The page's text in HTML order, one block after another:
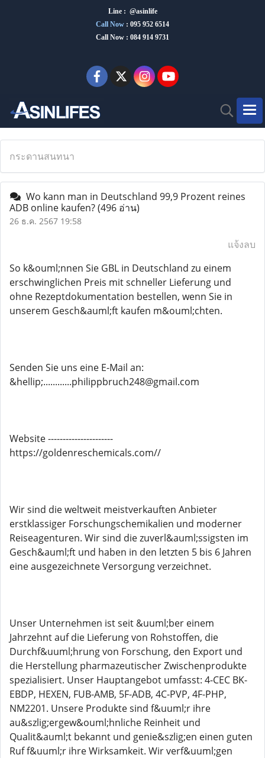
Line : @asinlife
Call Now : 095 952 6514
Call Now : 084 914 9731
กระดานสนทนา
Wo kann man in Deutschland 99,9 Prozent reines
ADB online kaufen?(496 อ่าน)
26 ธ.ค. 2567 19:58
แจ้งลบ
So k&ouml;nnen Sie GBL in Deutschland zu einem
erschwinglichen Preis mit schneller Lieferung und
ohne Rezeptdokumentation bestellen, wenn Sie in
unserem Gesch&auml;ft kaufen m&ouml;chten.
Senden Sie uns eine E-Mail an:
&hellip;............philippbruch248@gmail.com
Website ----------------------
https://goldenreschemicals.com//
Wir sind die weltweit meistverkauften Anbieter
erstklassiger Forschungschemikalien und moderner
Reiseagenturen. Wir sind die zuverl&auml;ssigsten im
Gesch&auml;ft und haben in den letzten 5 bis 6 Jahren
eine ausgezeichnete Versorgung verzeichnet.
Unser Unternehmen ist seit &uuml;ber einem
Jahrzehnt auf die Lieferung von Rohstoffen, die
Durchf&uuml;hrung von Forschung, den Export und
die Herstellung pharmazeutischer Zwischenprodukte
spezialisiert. Unser Hauptangebot umfasst: 4-CEC BK-
EBDP, HEXEN, FUB-AMB, 5F-ADB, 4C-PVP, 4F-PHP,
NM2201. Unsere Produkte sind f&uuml;r ihre
au&szlig;ergew&ouml;hnliche Reinheit und
Qualit&auml;t bekannt und genie&szlig;en einen guten
Ruf f&uuml;r ihre Wirksamkeit. Wir verf&uuml;gen